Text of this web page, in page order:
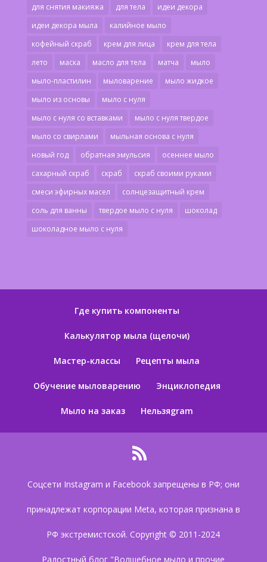
для снятия макияжа
для тела
идеи декора
идеи декора мыла
калийное мыло
кофейный скраб
крем для лица
крем для тела
лето
маска масло для тела матча
мыло
мыло-пластилин
мыловарение
мыло жидкое
мыло из основы
мыло с нуля
мыло с нуля со вставками
мыло с нуля твердое
мыло со свирлами
мыльная основа с нуля
новый год
обратная эмульсия
осеннее мыло
сахарный скраб
скраб
скраб своими руками
смеси эфирных масел
солнцезащитный крем
соль для ванны
твердое мыло с нуля
шоколад
шоколадное мыло с нуля
Где купить компоненты
Калькулятор мыла (щелочи)
Мастер-классы Рецепты мыла
Обучение мыловарению Энциклопедия
Мыло на заказ Нельзяgram
Соцсети Instagram и Facebook запрещены в РФ; они
принадлежат корпорации Meta, которая признана в
РФ экстремистской. Copyright © 2011-2024
Радостный блог "Волшебное мыло и прочие